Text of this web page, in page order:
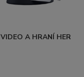
A HRANÍ HER